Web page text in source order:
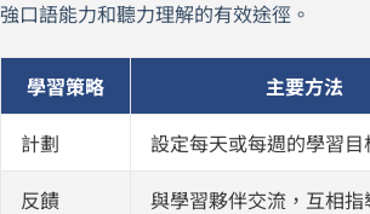
強口語能力和聽力理解的有效途徑。
學習策略 主要方法
計劃 設定每天或每週的學習目
反饋 與學習夥伴交流，互相指